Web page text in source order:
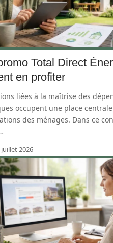
Total Direct
en profiter
liées à la maîtrise des
occupent une place
des ménages. Dans ce
juillet 2026